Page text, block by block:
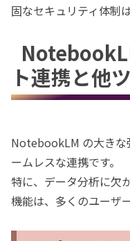
固なセキュリティ体制
ト連携と他
NotebookLM の大きな
ームレスな連携です。
特に、データ分析に欠
機能は、多くのユーザ